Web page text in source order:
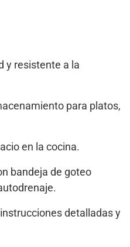
y resistente a la
para platos,
en la cocina.
bandeja de goteo
detalladas y